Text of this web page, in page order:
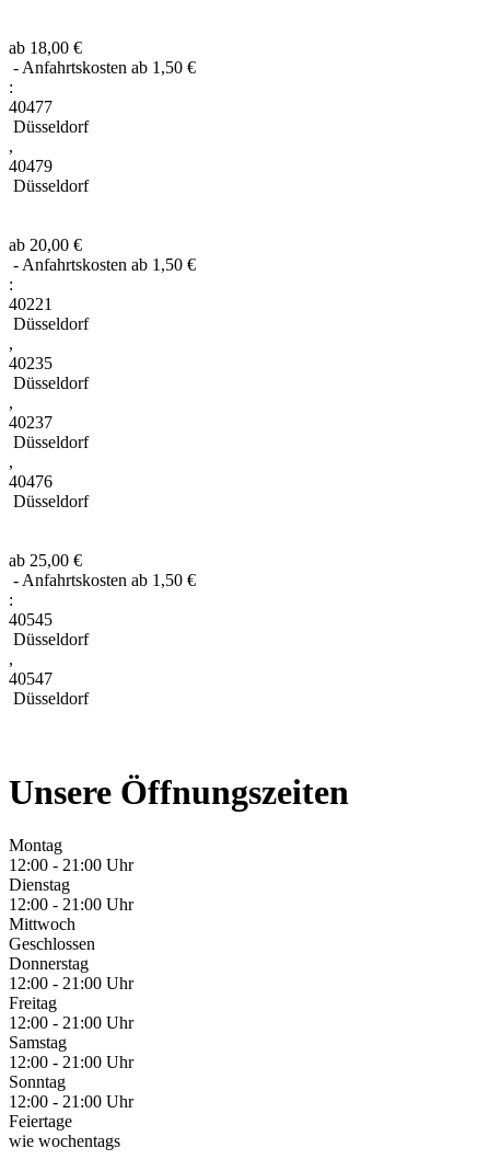
ab 18,00 €
- Anfahrtskosten ab 1,50 €
:
40477
Düsseldorf
,
40479
Düsseldorf
ab 20,00 €
- Anfahrtskosten ab 1,50 €
:
40221
Düsseldorf
,
40235
Düsseldorf
,
40237
Düsseldorf
,
40476
Düsseldorf
ab 25,00 €
- Anfahrtskosten ab 1,50 €
:
40545
Düsseldorf
,
40547
Düsseldorf
Unsere Öffnungszeiten
Montag
12:00 - 21:00 Uhr
Dienstag
12:00 - 21:00 Uhr
Mittwoch
Geschlossen
Donnerstag
12:00 - 21:00 Uhr
Freitag
12:00 - 21:00 Uhr
Samstag
12:00 - 21:00 Uhr
Sonntag
12:00 - 21:00 Uhr
Feiertage
wie wochentags